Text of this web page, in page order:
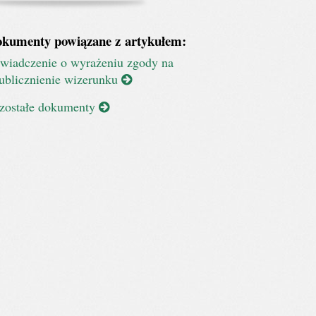
powiązane z artykułem:
o wyrażeniu zgody na
wizerunku
dokumenty